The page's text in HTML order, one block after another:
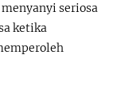
seriosa
ketika